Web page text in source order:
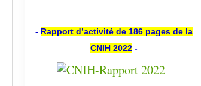
- Rapport d’activité de 186 pages de la
CNIH 2022 -